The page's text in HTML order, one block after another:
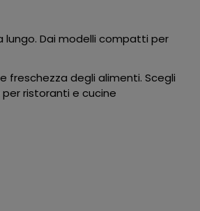
lungo. Dai modelli compatti per
freschezza degli alimenti. Scegli
ristoranti e cucine